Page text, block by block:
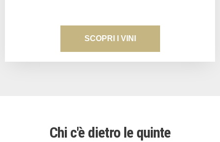
SCOPRI I VINI
Chi c'è dietro le quinte